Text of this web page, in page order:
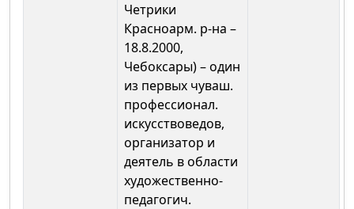
Четрики
Красноарм. р-на –
18.8.2000,
Чебоксары) – один
из первых чуваш.
профессионал.
искусствоведов,
организатор и
деятель в области
художественно-
педагогич.